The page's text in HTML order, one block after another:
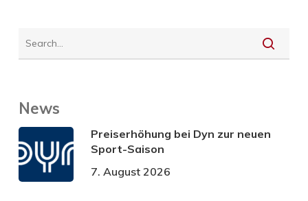
News
Preiserhöhung bei Dyn zur neuen
Sport-Saison
7. August 2026